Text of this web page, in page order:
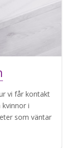
vi får kontakt
i
som väntar